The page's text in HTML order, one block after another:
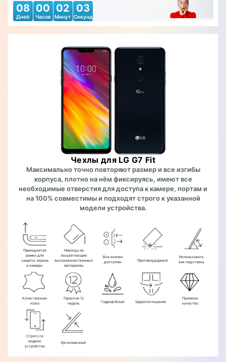
08
Дней
00
Часов
02
Минут
01
Секунд
Чехлы для LG G7 Fit
Максимально точно повторяют размер и все изгибы
корпуса, плотно на нём фиксируясь, имеют все
необходимые отверстия для доступа к камере, портам и
на 100% совместимы и подходят строго к указанной
модели устройства.
Приподнятая
рамка для
защиты экрана
и камеры
Никогда не
выцветающие
высококачественные
материалы
Все кнопки
доступны
Противоударный
Использовать
как подставку
Качественная
кожа
Гарантия 12
недель
Гидрофобный Ударопоглощение
Премиум
качество
Строго по
модели
устройства
Эргономичный